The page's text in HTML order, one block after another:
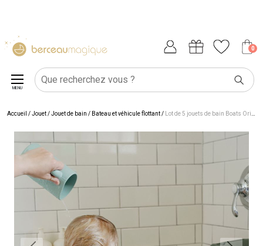
0
MENU
Accueil /Jouet/Jouet de bain / Bateau et véhicule flottant/ Lot de 5 jouets de bain Boats Original